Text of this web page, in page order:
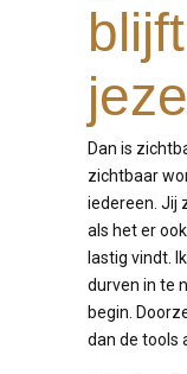
Dan is
zichtbaar
iedereen. Jij
als het er
lastig vindt.
durven in te
begin.
dan de tools